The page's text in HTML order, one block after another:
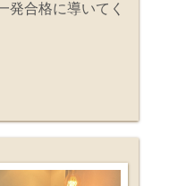
発合格に導いてく